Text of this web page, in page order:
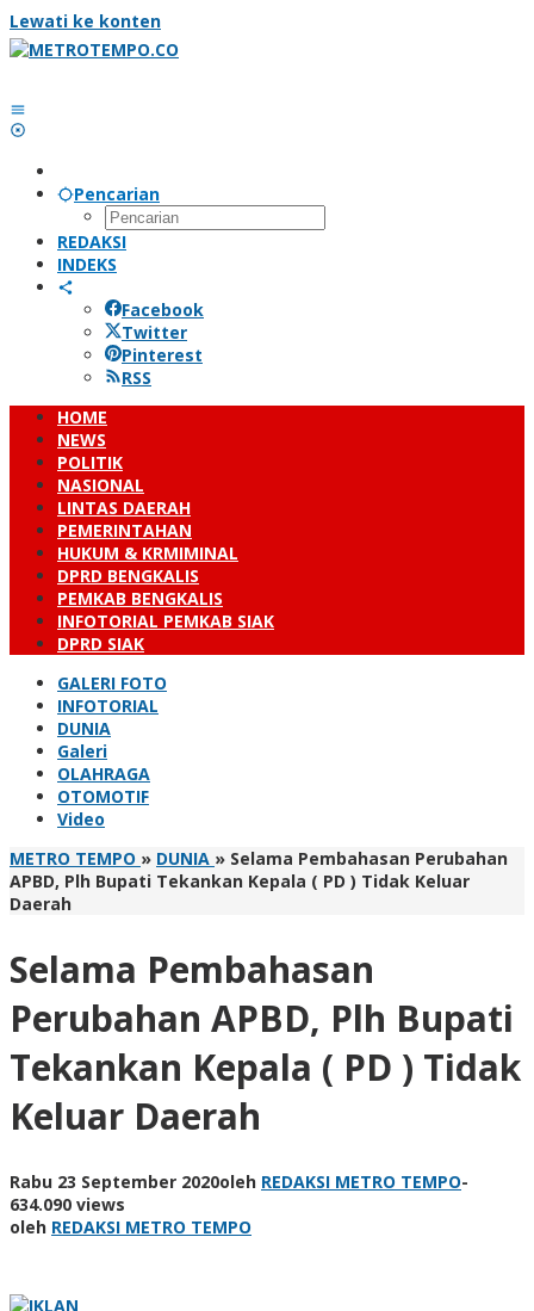
Lewati ke konten
Pencarian
REDAKSI
INDEKS
Facebook
Twitter
Pinterest
RSS
HOME
NEWS
POLITIK
NASIONAL
LINTAS DAERAH
PEMERINTAHAN
HUKUM & KRMIMINAL
DPRD BENGKALIS
PEMKAB BENGKALIS
INFOTORIAL PEMKAB SIAK
DPRD SIAK
GALERI FOTO
INFOTORIAL
DUNIA
Galeri
OLAHRAGA
OTOMOTIF
Video
METRO TEMPO » DUNIA » Selama Pembahasan Perubahan
APBD, Plh Bupati Tekankan Kepala ( PD ) Tidak Keluar
Daerah
Selama Pembahasan
Perubahan APBD, Plh Bupati
Tekankan Kepala ( PD ) Tidak
Keluar Daerah
Rabu 23 September 2020oleh REDAKSI METRO TEMPO-
634.090 views
oleh REDAKSI METRO TEMPO